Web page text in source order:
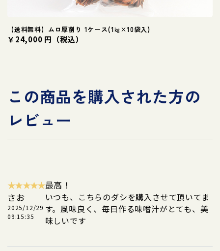
【送料無料】ムロ厚削り 1ケース(1㎏×10袋入)
￥24,000 円（税込）
この商品を購入された方の
レビュー
★★★★★
さお
2025/12/29
09:15:35
最高！
いつも、こちらのダシを購入させて頂いてま
す。風味良く、毎日作る味噌汁がとても、美
味しいです